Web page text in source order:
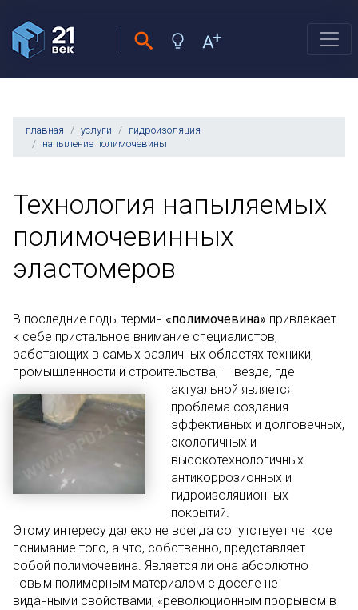
главная услуги
гидроизоляция
напыление полимочевины
Технология напыляемых
полимочевинных
эластомеров
В последние годы термин «полимочевина» привлекает
к себе пристальное внимание специалистов,
работающих в самых различных областях техники,
промышленности и строительства, — везде, где
актуальной является
проблема создания
эффективных и долговечных,
экологичных и
высокотехнологичных
антикоррозионных и
гидроизоляционных
покрытий.
Этому интересу далеко не всегда сопутствует четкое
понимание того, а что, собственно, представляет
собой полимочевина. Является ли она абсолютно
новым полимерным материалом с доселе не
виданными свойствами, «революционным прорывом в